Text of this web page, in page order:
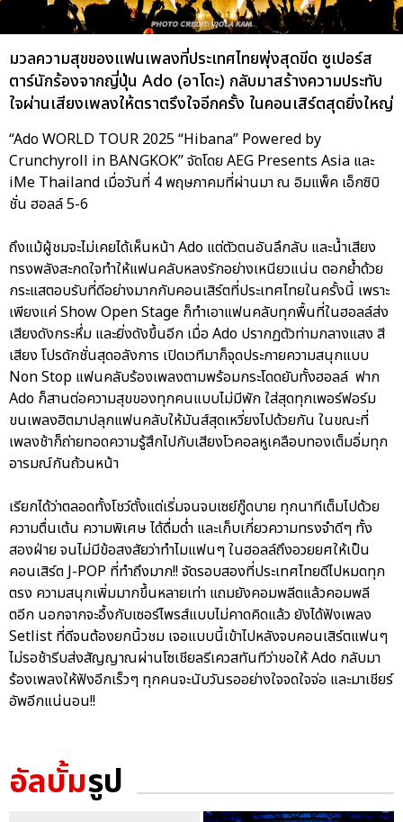
มวลความสุขของแฟนเพลงที่ประเทศไทยพุ่งสุดขีด ซูเปอร์ส
ตาร์นักร้องจากญี่ปุ่น Ado (อาโดะ) กลับมาสร้างความประทับ
ใจผ่านเสียงเพลงให้ตราตรึงใจอีกครั้ง ในคอนเสิร์ตสุดยิ่งใหญ่
“Ado WORLD TOUR 2025 “Hibana” Powered by
Crunchyroll in BANGKOK” จัดโดย AEG Presents Asia และ
iMe Thailand เมื่อวันที่ 4 พฤษภาคมที่ผ่านมา ณ อิมแพ็ค เอ็กซิบิ
ชั่น ฮอลล์ 5-6
ถึงแม้ผู้ชมจะไม่เคยได้เห็นหน้า Ado แต่ตัวตนอันลึกลับ และน้ำเสียง
ทรงพลังสะกดใจทำให้แฟนคลับหลงรักอย่างเหนียวแน่น ตอกย้ำด้วย
กระแสตอบรับที่ดีอย่างมากกับคอนเสิร์ตที่ประเทศไทยในครั้งนี้ เพราะ
เพียงแค่ Show Open Stage ก็ทำเอาแฟนคลับทุกพื้นที่ในฮอลล์ส่ง
เสียงดังกระหึ่ม และยิ่งดังขึ้นอีก เมื่อ Ado ปรากฏตัวท่ามกลางแสง สี
เสียง โปรดักชั่นสุดอลังการ เปิดเวทีมาก็จุดประกายความสนุกแบบ
Non Stop แฟนคลับร้องเพลงตามพร้อมกระโดดยับทั้งฮอลล์ ฟาก
Ado ก็สานต่อความสุขของทุกคนแบบไม่มีพัก ใส่สุดทุกเพอร์ฟอร์ม
ขนเพลงฮิตมาปลุกแฟนคลับให้มันส์สุดเหวี่ยงไปด้วยกัน ในขณะที่
เพลงช้าก็ถ่ายทอดความรู้สึกไปกับเสียงโวคอลหูเคลือบทองเต็มอิ่มทุก
อารมณ์กันถ้วนหน้า
เรียกได้ว่าตลอดทั้งโชว์ตั้งแต่เริ่มจนจบเซย์กู๊ดบาย ทุกนาทีเต็มไปด้วย
ความตื่นเต้น ความพิเศษ ได้ดื่มด่ำ และเก็บเกี่ยวความทรงจำดีๆ ทั้ง
สองฝ่าย จนไม่มีข้อสงสัยว่าทำไมแฟนๆ ในฮอลล์ถึงอวยยศให้เป็น
คอนเสิร์ต J-POP ที่ทำถึงมาก!! จัดรอบสองที่ประเทศไทยดีไปหมดทุก
ตรง ความสนุกเพิ่มมากขึ้นหลายเท่า แถมยังคอมพลีตแล้วคอมพลี
ตอีก นอกจากจะอึ้งกับเซอร์ไพรส์แบบไม่คาดคิดแล้ว ยังได้ฟังเพลง
Setlist ที่ดีจนต้องยกนิ้วชม เจอแบบนี้เข้าไปหลังจบคอนเสิร์ตแฟนๆ
ไม่รอช้ารีบส่งสัญญาณผ่านโซเชียลรีเควสทันทีว่าขอให้ Ado กลับมา
ร้องเพลงให้ฟังอีกเร็วๆ ทุกคนจะนับวันรออย่างใจจดใจจ่อ และมาเชียร์
อัพอีกแน่นอน!!
อัลบั้มรูป